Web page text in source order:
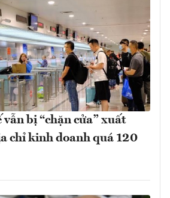
bị “chặn cửa” xuất
chỉ kinh doanh quá 120